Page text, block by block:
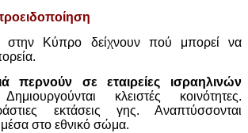
στην Κύπρο δείχνουν πού μπορεί να
περνούν σε εταιρείες ισραηλινών
κλειστές κοινότητες.
εκτάσεις γης. Αναπτύσσονται
μέσα στο εθνικό σώμα.